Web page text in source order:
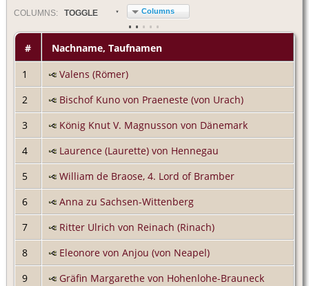
COLUMN S: TOGGLE Columns
#
Nachname, Taufnamen
1
Valens (Römer)
2
Bischof Kuno von Praeneste (von Urach)
3
König Knut V. Magnusson von Dänemark
4
Laurence (Laurette) von Hennegau
5
William de Braose, 4. Lord of Bramber
6
Anna zu Sachsen-Wittenberg
7
Ritter Ulrich von Reinach (Rinach)
8
Eleonore von Anjou (von Neapel)
9
Gräfin Margarethe von Hohenlohe-Brauneck